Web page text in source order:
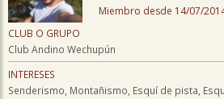
Miembro desde 14/07/
CLUB O GRUPO
Club Andino Wechupún
INTERESES
Senderismo, Montañismo, Esquí de pista,